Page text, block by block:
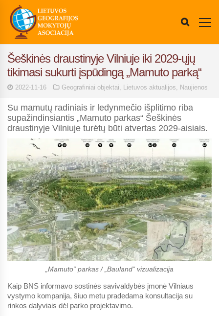
Šeškinės draustinyje Vilniuje iki 2029-ųjų
tikimasi sukurti įspūdingą „Mamuto parką“
2022-11-16 Geografiniai objektai, Lietuvos aktualijos, Naujienos
Su mamutų radiniais ir ledynmečio išplitimo riba
supažindinsiantis „Mamuto parkas“ Šeškinės
draustinyje Vilniuje turėtų būti atvertas 2029-aisiais.
„Mamuto“ parkas / „Bauland“ vizualizacija
Kaip BNS informavo sostinės savivaldybės įmonė Vilniaus
vystymo kompanija, šiuo metu pradedama konsultacija su
rinkos dalyviais dėl parko projektavimo.